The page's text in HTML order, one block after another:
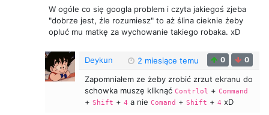
W ogóle co się googla problem i czyta jakiegoś zjeba
"dobrze jest, źle rozumiesz" to aż ślina cieknie żeby
opluć mu matkę za wychowanie takiego robaka. xD
Deykun 2 miesiące temu 0 0
Zapomniałem ze żeby zrobić zrzut ekranu do
schowka muszę kliknąć Contrlol + Command
+ Shift + 4 a nie Comand + Shift + 4 xD